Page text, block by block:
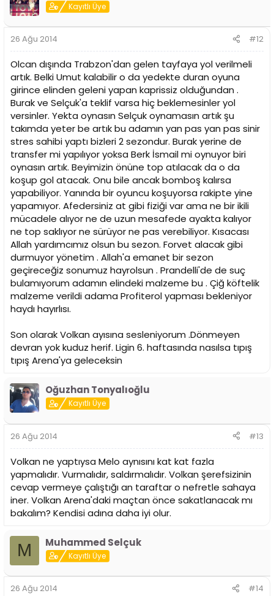
Kayıtlı Üye
26 Ağu 2014 #12
Olcan dışında Trabzon'dan gelen tayfaya yol verilmeli
artık. Belki Umut kalabilir o da yedekte duran oyuna
girince elinden geleni yapan kaprissiz olduğundan .
Burak ve Selçuk'a teklif varsa hiç beklemesinler yol
versinler. Yekta oynasın Selçuk oynamasın artık şu
takımda yeter be artık bu adamın yan pas yan pas sinir
stres sahibi yaptı bizleri 2 sezondur. Burak yerine de
transfer mi yapılıyor yoksa Berk İsmail mi oynuyor biri
oynasın artık. Beyimizin önüne top atılacak da o da
koşup gol atacak. Onu bile ancak bomboş kalırsa
yapabiliyor. Yanında bir oyuncu koşuyorsa rakipte yine
yapamıyor. Afedersiniz at gibi fiziği var ama ne bir ikili
mücadele alıyor ne de uzun mesafede ayakta kalıyor
ne top saklıyor ne sürüyor ne pas verebiliyor. Kısacası
Allah yardımcımız olsun bu sezon. Forvet alacak gibi
durmuyor yönetim . Allah'a emanet bir sezon
geçireceğiz sonumuz hayrolsun . Prandelli'de de suç
bulamıyorum adamın elindeki malzeme bu . Çiğ köftelik
malzeme verildi adama Profiterol yapması bekleniyor
haydı hayırlısı.
Son olarak Volkan ayısına sesleniyorum .Dönmeyen
devran yok kuduz herif. Ligin 6. haftasında nasılsa tıpış
tıpış Arena'ya geleceksin
Oğuzhan Tonyalıoğlu
Kayıtlı Üye
26 Ağu 2014 #13
Volkan ne yaptıysa Melo aynısını kat kat fazla
yapmalıdır. Vurmalıdır, saldırmalıdır. Volkan şerefsizinin
cevap vermeye çalıştığı an taraftar o nefretle sahaya
iner. Volkan Arena'daki maçtan önce sakatlanacak mı
bakalım? Kendisi adına daha iyi olur.
M Muhammed Selçuk
Kayıtlı Üye
26 Ağu 2014 #14